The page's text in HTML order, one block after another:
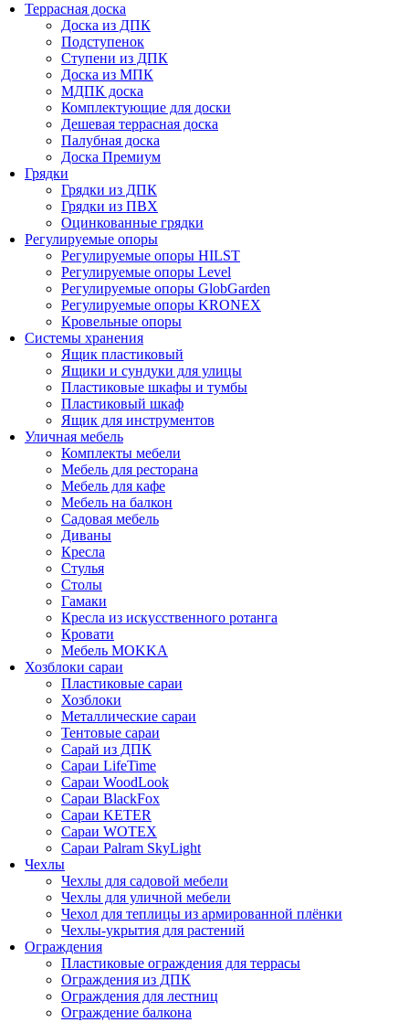
Террасная доска
Доска из ДПК
Подступенок
Ступени из ДПК
Доска из МПК
МДПК доска
Комплектующие для доски
Дешевая террасная доска
Палубная доска
Доска Премиум
Грядки
Грядки из ДПК
Грядки из ПВХ
Оцинкованные грядки
Регулируемые опоры
Регулируемые опоры HILST
Регулируемые опоры Level
Регулируемые опоры GlobGarden
Регулируемые опоры KRONEX
Кровельные опоры
Системы хранения
Ящик пластиковый
Ящики и сундуки для улицы
Пластиковые шкафы и тумбы
Пластиковый шкаф
Ящик для инструментов
Уличная мебель
Комплекты мебели
Мебель для ресторана
Мебель для кафе
Мебель на балкон
Садовая мебель
Диваны
Кресла
Стулья
Столы
Гамаки
Кресла из искусственного ротанга
Кровати
Мебель MOKKA
Хозблоки сараи
Пластиковые сараи
Хозблоки
Металлические сараи
Тентовые сараи
Сарай из ДПК
Cараи LifeTime
Cараи WoodLook
Сараи BlackFox
Сараи KETER
Сараи WOTEX
Сараи Palram SkyLight
Чехлы
Чехлы для садовой мебели
Чехлы для уличной мебели
Чехол для теплицы из армированной плёнки
Чехлы-укрытия для растений
Ограждения
Пластиковые ограждения для террасы
Ограждения из ДПК
Ограждения для лестниц
Ограждение балкона